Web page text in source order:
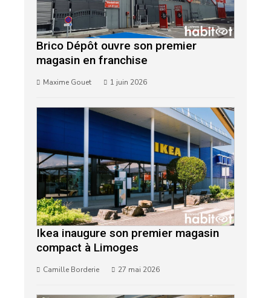
Brico Dépôt ouvre son premier
magasin en franchise
Maxime Gouet 1 juin 2026
Ikea inaugure son premier magasin
compact à Limoges
Camille Borderie 27 mai 2026